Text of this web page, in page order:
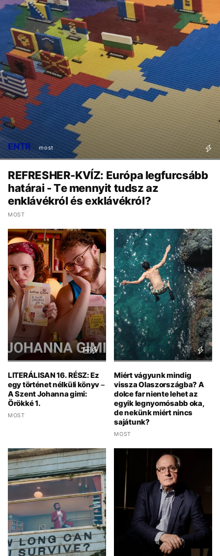
ENTR most
REFRESHER-KVÍZ: Európa legfurcsább
határai - Te mennyit tudsz az
enklávékról és exklávékról?
MOST
LITERÁLISAN 16. RÉSZ: Ez
egy történet nélküli könyv –
A Szent Johanna gimi:
Örökké 1.
MOST
Miért vágyunk mindig
vissza Olaszországba? A
dolce far niente lehet az
egyik legnyomósabb oka,
de nekünk miért nincs
sajátunk?
MOST